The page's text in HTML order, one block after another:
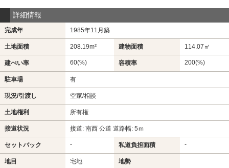
詳細情報
完成年 1985年11月築
土地面積 208.19m² 建物面積 114.07㎡
建ぺい率 60(%) 容積率 200(%)
駐車場 有
現況/引渡し 空家/相談
土地権利 所有権
接道状況 接道: 南西 公道 道路幅: 5ｍ
セットバック - 私道負担面積 -
地目 宅地 地勢